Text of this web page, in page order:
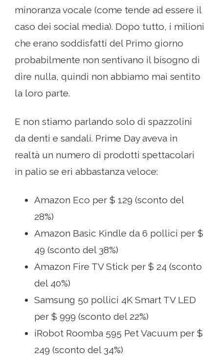
minoranza vocale (come tende ad essere il
caso dei social media). Dopo tutto, i milioni
che erano soddisfatti del Primo giorno
probabilmente non sentivano il bisogno di
dire nulla, quindi non abbiamo mai sentito
la loro parte.
E non stiamo parlando solo di spazzolini
da denti e sandali. Prime Day aveva in
realtà un numero di prodotti spettacolari
in palio se eri abbastanza veloce:
Amazon Eco per $ 129 (sconto del
28%)
Amazon Basic Kindle da 6 pollici per $
49 (sconto del 38%)
Amazon Fire TV Stick per $ 24 (sconto
del 40%)
Samsung 50 pollici 4K Smart TV LED
per $ 999 (sconto del 22%)
iRobot Roomba 595 Pet Vacuum per $
249 (sconto del 34%)